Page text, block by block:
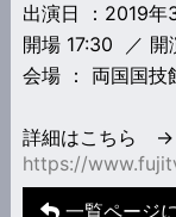
出演日 ：2019年
開場 17:30 ／ 開
会場 ： 両国国技
詳細はこちら
https://
一覧ページ